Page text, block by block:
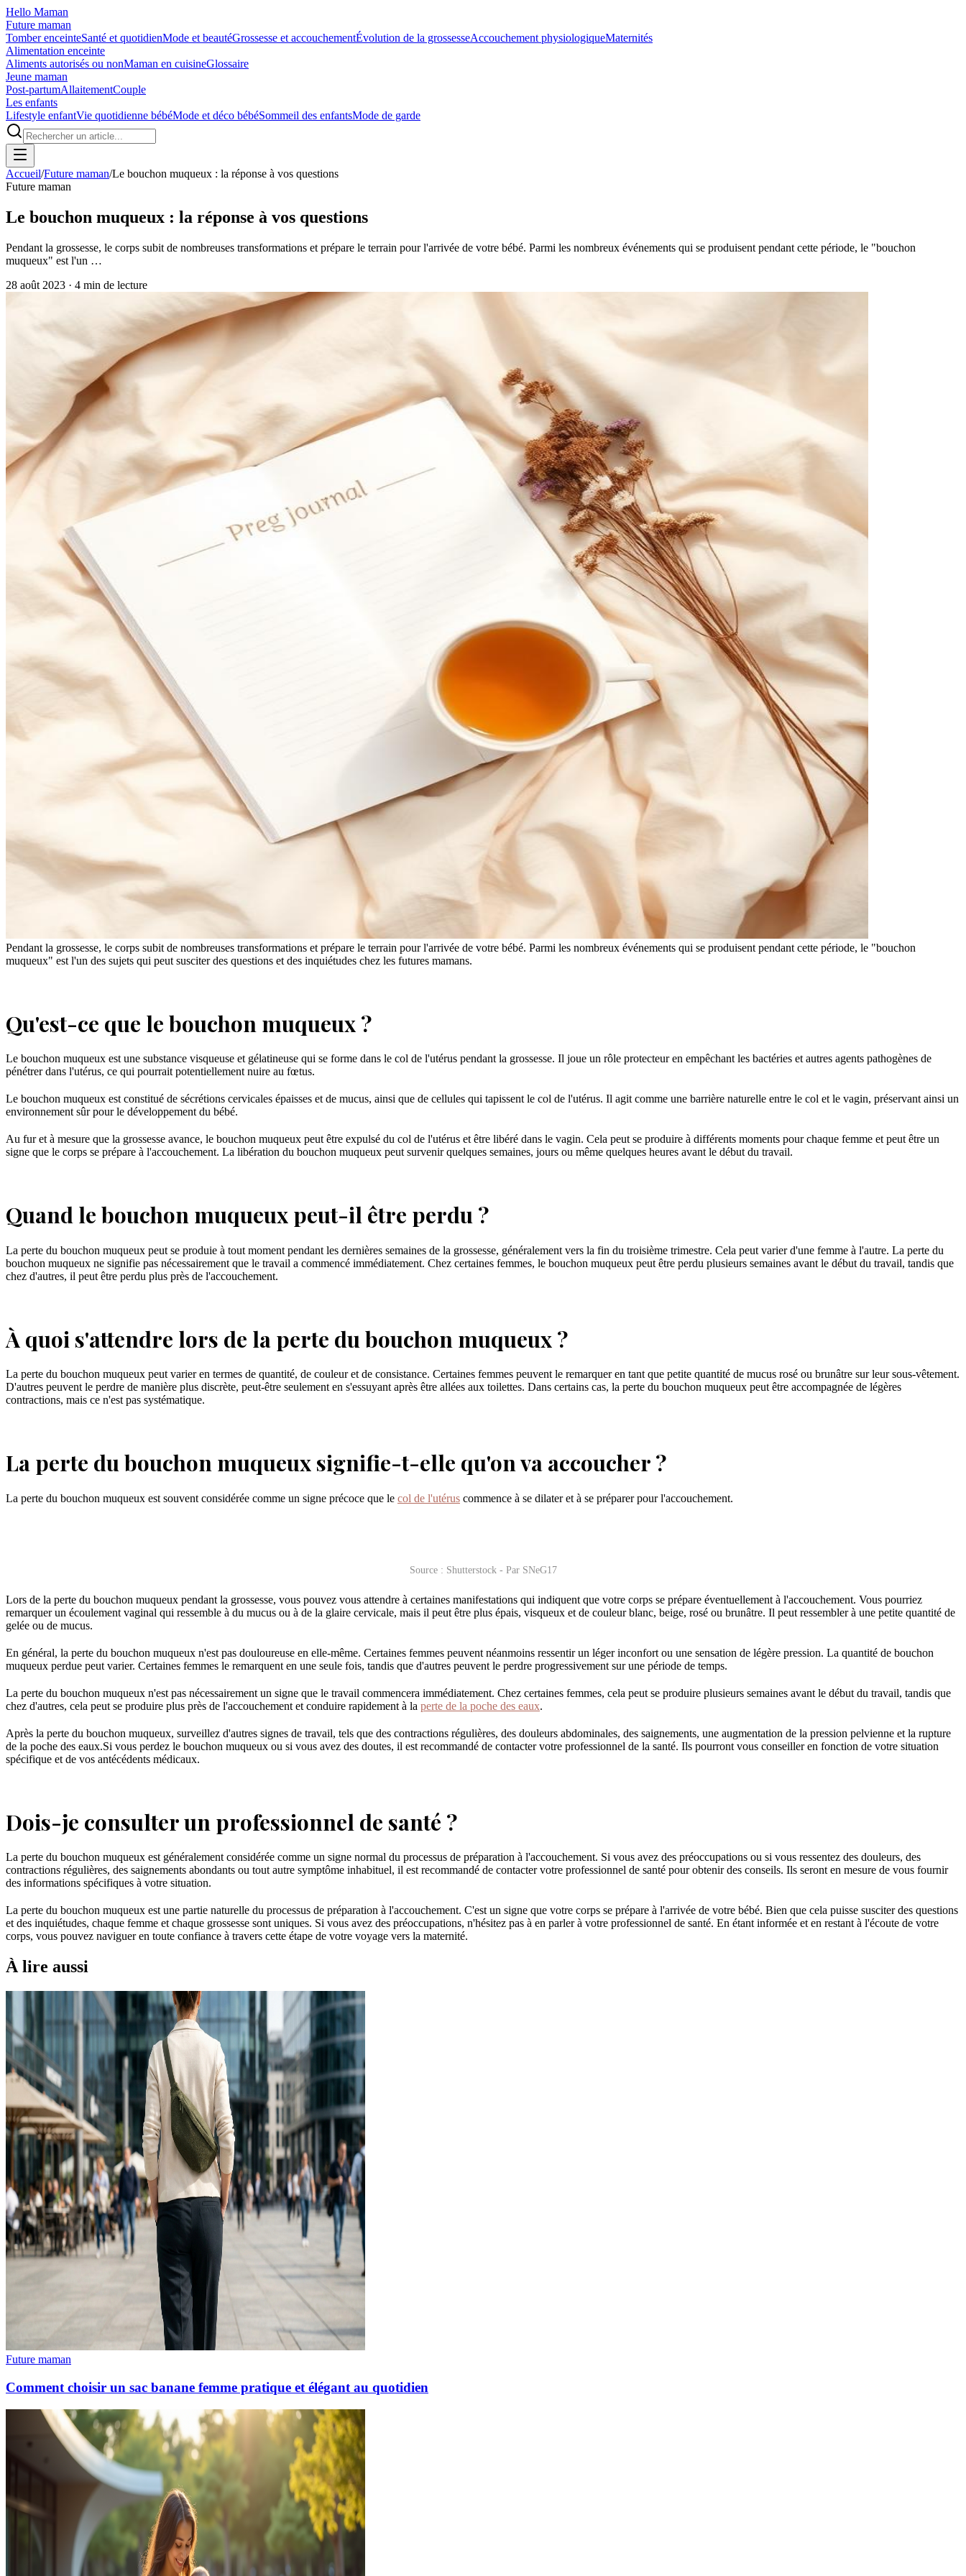
Hello Maman
Future maman
Tomber enceinteSanté et quotidienMode et beautéGrossesse et accouchementÉvolution de la grossesseAccouchement physiologiqueMaternités
Alimentation enceinte
Aliments autorisés ou nonMaman en cuisineGlossaire
Jeune maman
Post-partumAllaitementCouple
Les enfants
Lifestyle enfantVie quotidienne bébéMode et déco bébéSommeil des enfantsMode de garde
Accueil/Future maman/Le bouchon muqueux : la réponse à vos questions
Future maman
Le bouchon muqueux : la réponse à vos questions
Pendant la grossesse, le corps subit de nombreuses transformations et prépare le terrain pour l'arrivée de votre bébé. Parmi les nombreux événements qui se produisent pendant cette période, le "bouchon
muqueux" est l'un …
28 août 2023 · 4 min de lecture
Pendant la grossesse, le corps subit de nombreuses transformations et prépare le terrain pour l'arrivée de votre bébé. Parmi les nombreux événements qui se produisent pendant cette période, le "bouchon
muqueux" est l'un des sujets qui peut susciter des questions et des inquiétudes chez les futures mamans.
Qu'est-ce que le bouchon muqueux ?
Le bouchon muqueux est une substance visqueuse et gélatineuse qui se forme dans le col de l'utérus pendant la grossesse. Il joue un rôle protecteur en empêchant les bactéries et autres agents pathogènes de
pénétrer dans l'utérus, ce qui pourrait potentiellement nuire au fœtus.
Le bouchon muqueux est constitué de sécrétions cervicales épaisses et de mucus, ainsi que de cellules qui tapissent le col de l'utérus. Il agit comme une barrière naturelle entre le col et le vagin, préservant ainsi un
environnement sûr pour le développement du bébé.
Au fur et à mesure que la grossesse avance, le bouchon muqueux peut être expulsé du col de l'utérus et être libéré dans le vagin. Cela peut se produire à différents moments pour chaque femme et peut être un
signe que le corps se prépare à l'accouchement. La libération du bouchon muqueux peut survenir quelques semaines, jours ou même quelques heures avant le début du travail.
Quand le bouchon muqueux peut-il être perdu ?
La perte du bouchon muqueux peut se produie à tout moment pendant les dernières semaines de la grossesse, généralement vers la fin du troisième trimestre. Cela peut varier d'une femme à l'autre. La perte du
bouchon muqueux ne signifie pas nécessairement que le travail a commencé immédiatement. Chez certaines femmes, le bouchon muqueux peut être perdu plusieurs semaines avant le début du travail, tandis que
chez d'autres, il peut être perdu plus près de l'accouchement.
À quoi s'attendre lors de la perte du bouchon muqueux ?
La perte du bouchon muqueux peut varier en termes de quantité, de couleur et de consistance. Certaines femmes peuvent le remarquer en tant que petite quantité de mucus rosé ou brunâtre sur leur sous-vêtement.
D'autres peuvent le perdre de manière plus discrète, peut-être seulement en s'essuyant après être allées aux toilettes. Dans certains cas, la perte du bouchon muqueux peut être accompagnée de légères
contractions, mais ce n'est pas systématique.
La perte du bouchon muqueux signifie-t-elle qu'on va accoucher ?
La perte du bouchon muqueux est souvent considérée comme un signe précoce que le col de l'utérus commence à se dilater et à se préparer pour l'accouchement.
Source : Shutterstock - Par SNeG17
Lors de la perte du bouchon muqueux pendant la grossesse, vous pouvez vous attendre à certaines manifestations qui indiquent que votre corps se prépare éventuellement à l'accouchement. Vous pourriez
remarquer un écoulement vaginal qui ressemble à du mucus ou à de la glaire cervicale, mais il peut être plus épais, visqueux et de couleur blanc, beige, rosé ou brunâtre. Il peut ressembler à une petite quantité de
gelée ou de mucus.
En général, la perte du bouchon muqueux n'est pas douloureuse en elle-même. Certaines femmes peuvent néanmoins ressentir un léger inconfort ou une sensation de légère pression. La quantité de bouchon
muqueux perdue peut varier. Certaines femmes le remarquent en une seule fois, tandis que d'autres peuvent le perdre progressivement sur une période de temps.
La perte du bouchon muqueux n'est pas nécessairement un signe que le travail commencera immédiatement. Chez certaines femmes, cela peut se produire plusieurs semaines avant le début du travail, tandis que
chez d'autres, cela peut se produire plus près de l'accouchement et conduire rapidement à la perte de la poche des eaux.
Après la perte du bouchon muqueux, surveillez d'autres signes de travail, tels que des contractions régulières, des douleurs abdominales, des saignements, une augmentation de la pression pelvienne et la rupture
de la poche des eaux.Si vous perdez le bouchon muqueux ou si vous avez des doutes, il est recommandé de contacter votre professionnel de la santé. Ils pourront vous conseiller en fonction de votre situation
spécifique et de vos antécédents médicaux.
Dois-je consulter un professionnel de santé ?
La perte du bouchon muqueux est généralement considérée comme un signe normal du processus de préparation à l'accouchement. Si vous avez des préoccupations ou si vous ressentez des douleurs, des
contractions régulières, des saignements abondants ou tout autre symptôme inhabituel, il est recommandé de contacter votre professionnel de santé pour obtenir des conseils. Ils seront en mesure de vous fournir
des informations spécifiques à votre situation.
La perte du bouchon muqueux est une partie naturelle du processus de préparation à l'accouchement. C'est un signe que votre corps se prépare à l'arrivée de votre bébé. Bien que cela puisse susciter des questions
et des inquiétudes, chaque femme et chaque grossesse sont uniques. Si vous avez des préoccupations, n'hésitez pas à en parler à votre professionnel de santé. En étant informée et en restant à l'écoute de votre
corps, vous pouvez naviguer en toute confiance à travers cette étape de votre voyage vers la maternité.
À lire aussi
Future maman
Comment choisir un sac banane femme pratique et élégant au quotidien